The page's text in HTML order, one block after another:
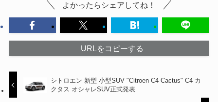
よかったらシェアしてね！
URLをコピーする
シトロエン 新型 小型SUV "Citroen C4 Cactus" C4 カ
クタス オシャレSUV正式発表